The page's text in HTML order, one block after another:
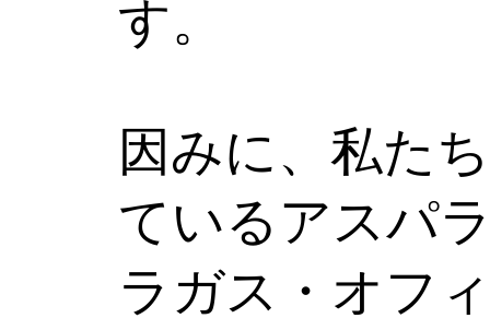
す。
因みに、私た
ているアスパ
ラガス・オフ